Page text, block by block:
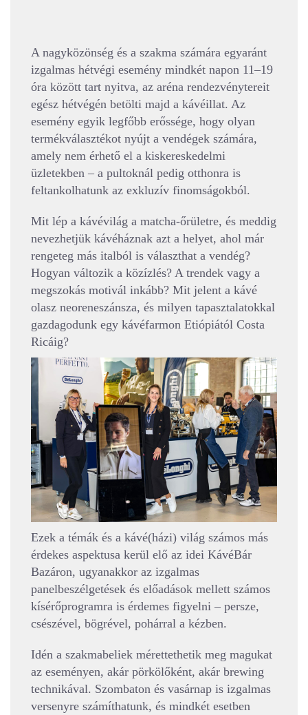
A nagyközönség és a szakma számára egyaránt
izgalmas hétvégi esemény mindkét napon 11–19
óra között tart nyitva, az aréna rendezvénytereit
egész hétvégén betölti majd a kávéillat. Az
esemény egyik legfőbb erőssége, hogy olyan
termékválasztékot nyújt a vendégek számára,
amely nem érhető el a kiskereskedelmi
üzletekben – a pultoknál pedig otthonra is
feltankolhatunk az exkluzív finomságokból.
Mit lép a kávévilág a matcha-őrületre, és meddig
nevezhetjük kávéháznak azt a helyet, ahol már
rengeteg más italból is választhat a vendég?
Hogyan változik a közízlés? A trendek vagy a
megszokás motivál inkább? Mit jelent a kávé
olasz neoreneszánsza, és milyen tapasztalatokkal
gazdagodunk egy kávéfarmon Etiópiától Costa
Ricáig?
Ezek a témák és a kávé(házi) világ számos más
érdekes aspektusa kerül elő az idei KávéBár
Bazáron, ugyanakkor az izgalmas
panelbeszélgetések és előadások mellett számos
kísérőprogramra is érdemes figyelni – persze,
csészével, bögrével, pohárral a kézben.
Idén a szakmabeliek mérettethetik meg magukat
az eseményen, akár pörkölőként, akár brewing
technikával. Szombaton és vasárnap is izgalmas
versenyre számíthatunk, és mindkét esetben